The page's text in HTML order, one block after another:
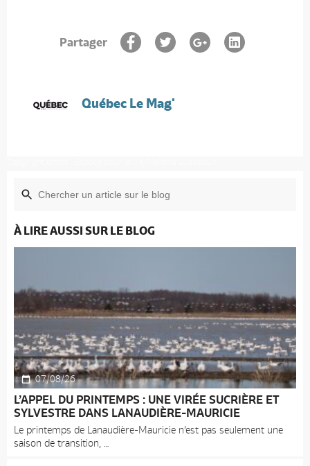
Partager
Québec Le Mag'
À LIRE AUSSI SUR LE BLOG
07/08/26
L’APPEL DU PRINTEMPS : UNE VIRÉE SUCRIÈRE ET
SYLVESTRE DANS LANAUDIÈRE-MAURICIE
Le printemps de Lanaudière-Mauricie n’est pas seulement une
saison de transition,